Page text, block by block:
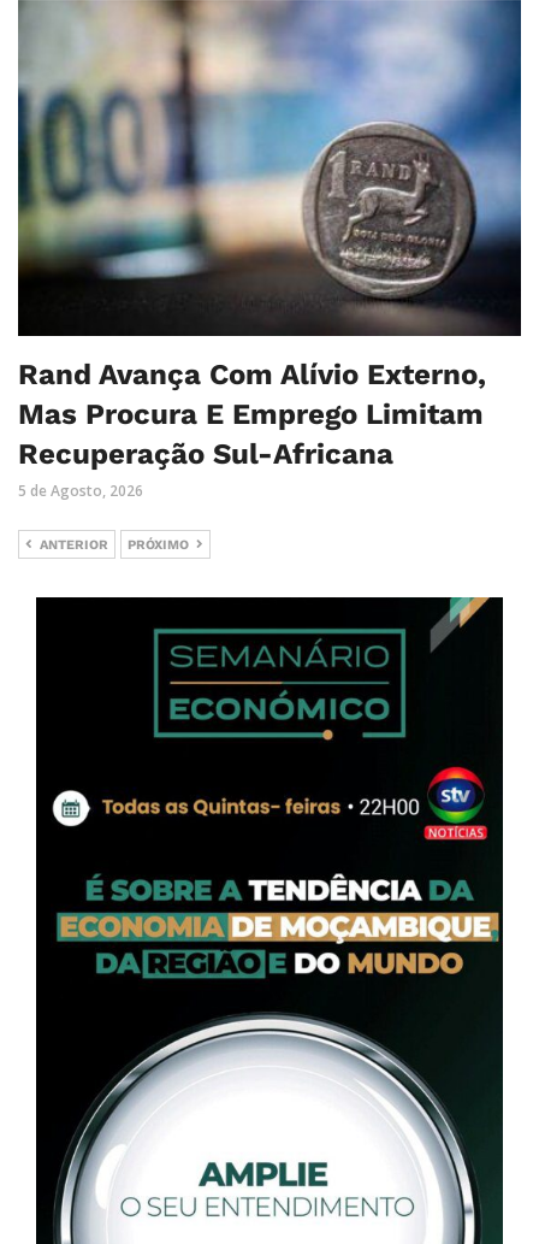
Rand Avança Com Alívio Externo,
Mas Procura E Emprego Limitam
Recuperação Sul-Africana
5 de Agosto, 2026
ANTERIOR PRÓXIMO